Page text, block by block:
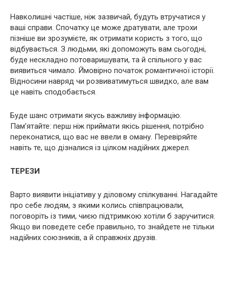
Навколишні частіше, ніж зазвичай, будуть втручатися у
ваші справи. Спочатку це може дратувати, але трохи
пізніше ви зрозумієте, як отримати користь з того, що
відбувається. З людьми, які допоможуть вам сьогодні,
буде нескладно потоваришувати, та й спільного у вас
виявиться чимало. Ймовірно початок романтичної історії.
Відносини навряд чи розвиватимуться швидко, але вам
це навіть сподобається.
Буде шанс отримати якусь важливу інформацію.
Пам’ятайте: перш ніж приймати якісь рішення, потрібно
переконатися, що вас не ввели в оману. Перевіряйте
навіть те, що дізналися із цілком надійних джерел.
ТЕРЕЗИ
Варто виявити ініціативу у діловому спілкуванні. Нагадайте
про себе людям, з якими колись співпрацювали,
поговоріть із тими, чиєю підтримкою хотіли б заручитися.
Якщо ви поведете себе правильно, то знайдете не тільки
надійних союзників, а й справжніх друзів.